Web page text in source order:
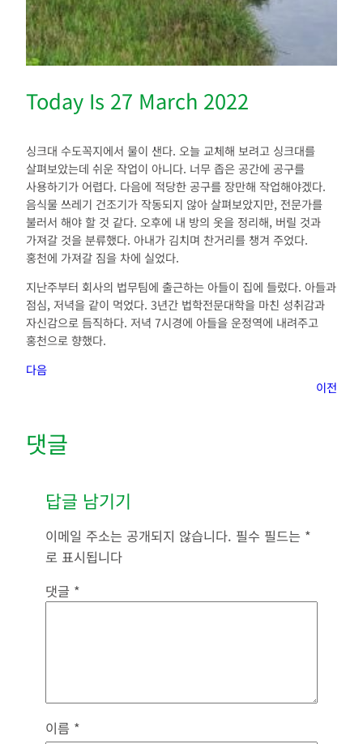
Today Is 27 March 2022
싱크대 수도꼭지에서 물이 샌다. 오늘 교체해 보려고 싱크대를
살펴보았는데 쉬운 작업이 아니다. 너무 좁은 공간에 공구를
사용하기가 어렵다. 다음에 적당한 공구를 장만해 작업해야겠다.
음식물 쓰레기 건조기가 작동되지 않아 살펴보았지만, 전문가를
불러서 해야 할 것 같다. 오후에 내 방의 옷을 정리해, 버릴 것과
가져갈 것을 분류했다. 아내가 김치며 찬거리를 챙겨 주었다.
홍천에 가져갈 짐을 차에 실었다.
지난주부터 회사의 법무팀에 출근하는 아들이 집에 들렀다. 아들과
점심, 저녁을 같이 먹었다. 3년간 법학전문대학을 마친 성취감과
자신감으로 듬직하다. 저녁 7시경에 아들을 운정역에 내려주고
홍천으로 향했다.
다음
이전
댓글
답글 남기기
이메일 주소는 공개되지 않습니다. 필수 필드는 *
로 표시됩니다
댓글 *
이름 *